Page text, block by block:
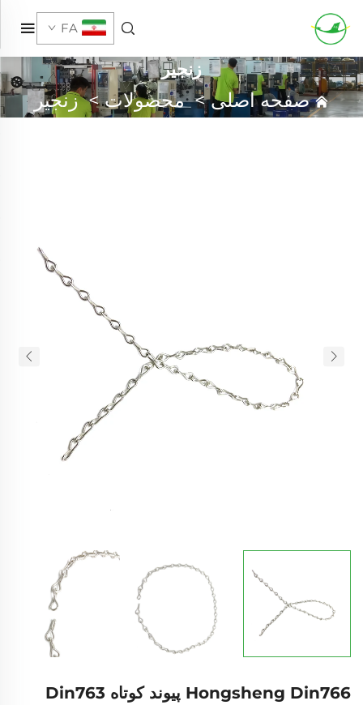
FA
زنجیر
صفحه اصلی>محصولات>زنجیر
Hongsheng Din766 پیوند کوتاه Din763